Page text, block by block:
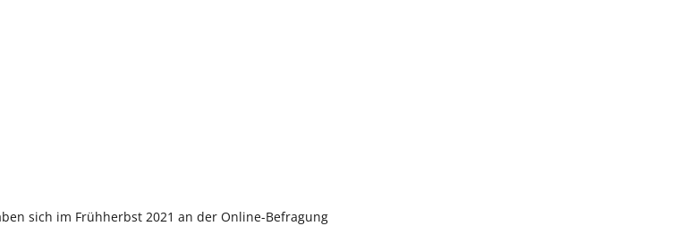
sich im Frühherbst 2021 an der Online-Befragung